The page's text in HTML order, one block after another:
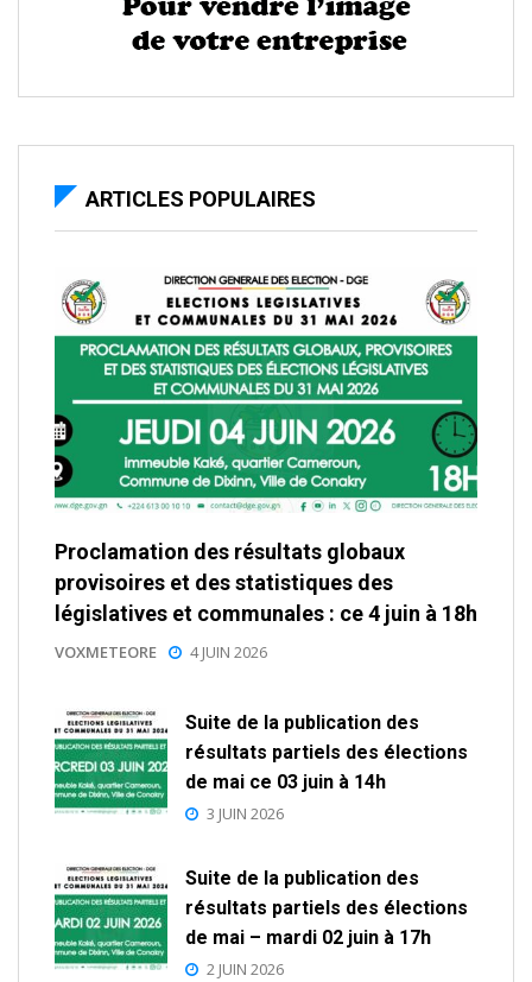
ARTICLES POPULAIRES
Proclamation des résultats globaux
provisoires et des statistiques des
législatives et communales : ce 4 juin à 18h
VOXMETEORE 4 JUIN 2026
Suite de la publication des
résultats partiels des élections
de mai ce 03 juin à 14h
3 JUIN 2026
Suite de la publication des
résultats partiels des élections
de mai – mardi 02 juin à 17h
2 JUIN 2026